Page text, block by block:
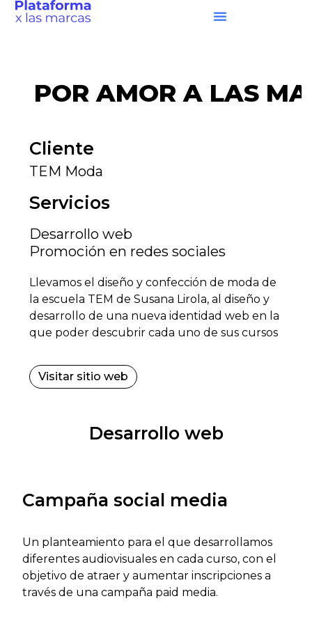
POR AMORA LAS
Cliente
TEM Moda
Servicios
Desarrollo web
Promoción en redes sociales
Llevamos el diseño y confección de moda de
la escuela TEM de Susana Lirola, al diseño y
desarrollo de una nueva identidad web en la
que poder descubrir cada uno de sus cursos
Visitar sitio web
Desarrollo web
Campaña social media
Un planteamiento para el que desarrollamos
diferentes audiovisuales en cada curso, con el
objetivo de atraer y aumentar inscripciones a
través de una campaña paid media.